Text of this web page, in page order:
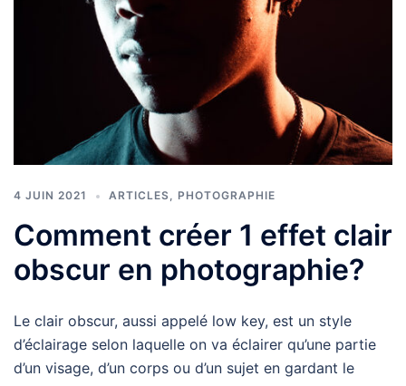
4 JUIN 2021 ARTICLES, PHOTOGRAPHIE
Comment créer 1 effet clair
obscur en photographie?
Le clair obscur, aussi appelé low key, est un style
d’éclairage selon laquelle on va éclairer qu’une partie
d’un visage, d’un corps ou d’un sujet en gardant le